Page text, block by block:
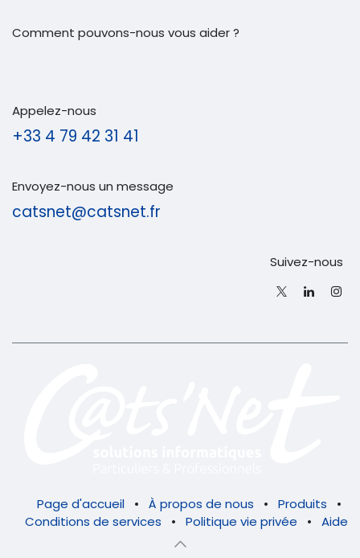
Comment pouvons-nous vous aider ?
Appelez-nous
+33 4 79 42 31 41
Envoyez-nous un message
catsnet@catsnet.fr
Suivez-nous
Page d'accueil • À propos de nous • Produits
•
Conditions de services
• Politique vie privée • Aide